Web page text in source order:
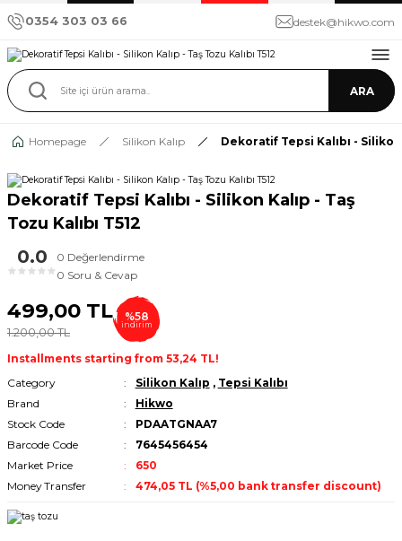
0354 303 03 66 destek@hikwo.com
ARA
Homepage Silikon Kalıp Dekoratif Tepsi Kalıbı - Silikon
Dekoratif Tepsi Kalıbı - Silikon Kalıp - Taş
Tozu Kalıbı T512
0.0
★ ★ ★ ★ ★
0 Değerlendirme
0 Soru & Cevap
499,00 TL
1.200,00 TL
%58
indirim
Installments starting from 53,24 TL!
Category
Silikon Kalıp , Tepsi Kalıbı
Brand
Hikwo
Stock Code
PDAATGNAA7
Barcode Code
7645456454
Market Price
650
Money Transfer
474,05 TL (%5,00 bank transfer discount)